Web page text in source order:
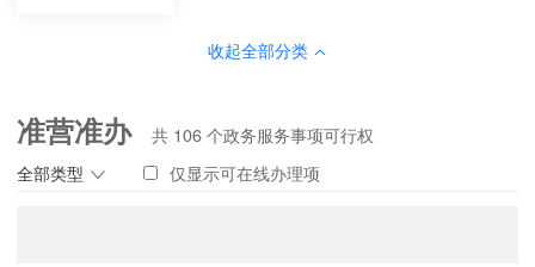
收起全部分类
准营准办
全部类型
共 106 个政务服务事项可行权
仅显示可在线办理项